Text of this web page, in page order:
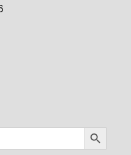
Search Button